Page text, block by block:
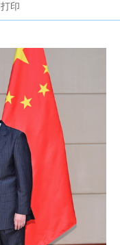
打印